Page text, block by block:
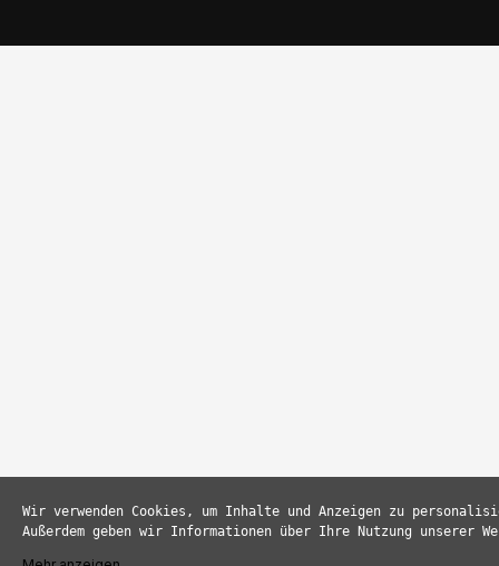
Wir verwenden Cookies, um Inhalte und Anzeigen zu
Außerdem geben wir Informationen über Ihre Nutzung unserer